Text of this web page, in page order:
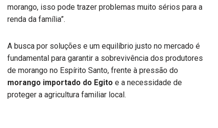
morango, isso pode trazer problemas muito sérios para a
renda da família”.
A busca por soluções e um equilíbrio justo no mercado é
fundamental para garantir a sobrevivência dos produtores
de morango no Espírito Santo, frente à pressão do
morango importado do Egito e a necessidade de
proteger a agricultura familiar local.